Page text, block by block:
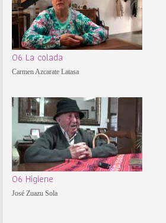
06 La colada
Carmen Azcarate Latasa
06 Higiene
José Zuazu Sola